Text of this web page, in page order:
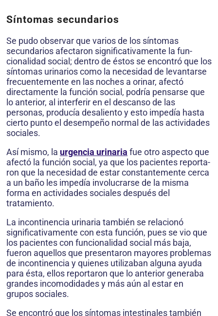
Síntomas secundarios
Se pudo observar que varios de los síntomas
secundarios afectaron significativamente la fun­
cionalidad social; dentro de éstos se encontró que los
síntomas urinarios como la necesidad de levantarse
frecuentemente en las noches a orinar, afectó
directamente la función social, podría pensarse que
lo anterior, al interferir en el descanso de las
personas, producía desaliento y esto impedía hasta
cierto punto el desempeño normal de las actividades
sociales.
Así mismo, la urgencia urinaria fue otro aspecto que
afectó la función social, ya que los pacientes reporta­
ron que la necesidad de estar constantemente cerca
a un baño les impedía involucrarse de la misma
forma en actividades sociales después del
tratamiento.
La incontinencia urinaria también se relacionó
significativamente con esta función, pues se vio que
los pacientes con funcionalidad social más baja,
fueron aquellos que presentaron mayores problemas
de incon­tinencia y quienes utilizaban alguna ayuda
para ésta, ellos reportaron que lo anterior generaba
grandes incomodidades y más aún al estar en
grupos sociales.
Se encontró que los síntomas intestinales también